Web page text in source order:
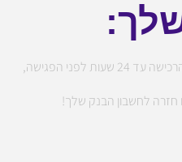
הפגישה,
לחשבון הבנק שלך!